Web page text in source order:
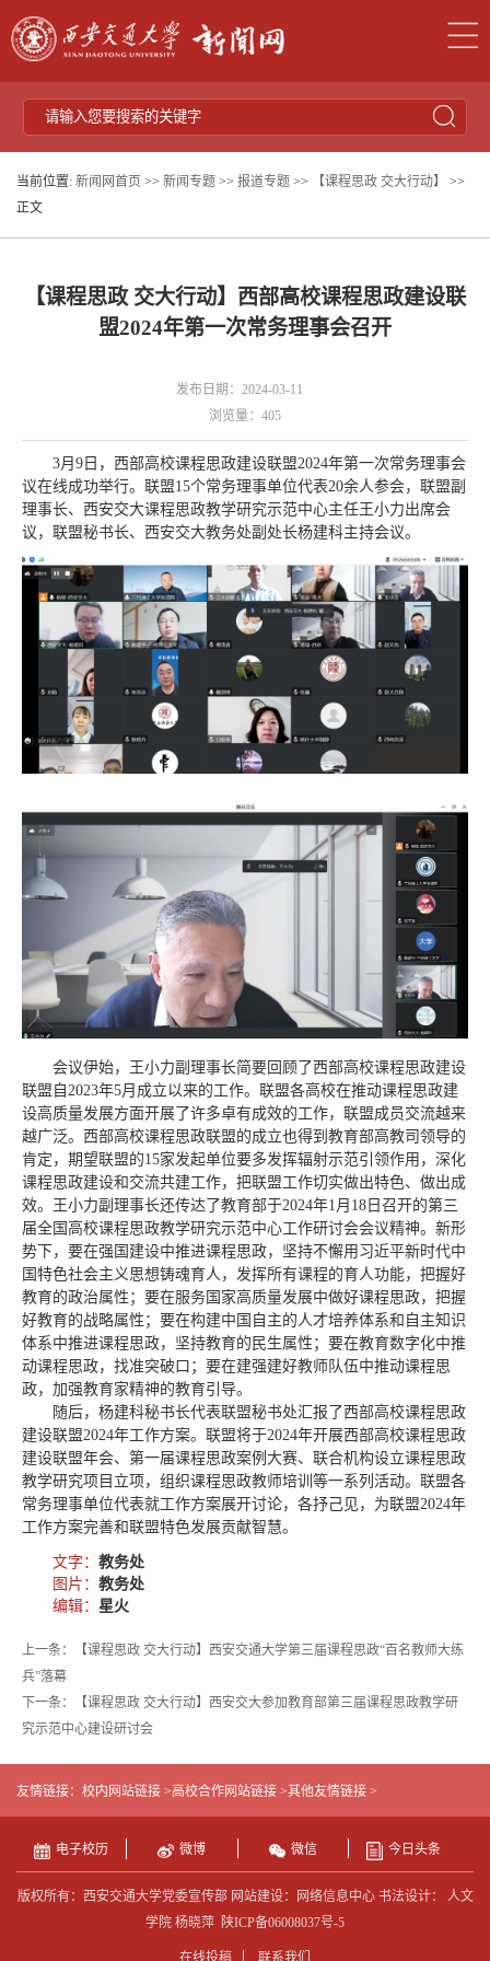
当前位置: 新闻网首页 >> 新闻专题 >> 报道专题 >> 【课程思政 交大行动】
>>
正文
【课程思政 交大行动】西部高校课程思政建设联
盟2024年第一次常务理事会召开
发布日期：2024-03-11
浏览量： 405
3月9日，西部高校课程思政建设联盟2024年第一次常务理事会
议在线成功举行。联盟15个常务理事单位代表20余人参会，联盟副
理事长、西安交大课程思政教学研究示范中心主任王小力出席会
议，联盟秘书长、西安交大教务处副处长杨建科主持会议。
会议伊始，王小力副理事长简要回顾了西部高校课程思政建设
联盟自2023年5月成立以来的工作。联盟各高校在推动课程思政建
设高质量发展方面开展了许多卓有成效的工作，联盟成员交流越来
越广泛。西部高校课程思政联盟的成立也得到教育部高教司领导的
肯定，期望联盟的15家发起单位要多发挥辐射示范引领作用，深化
课程思政建设和交流共建工作，把联盟工作切实做出特色、做出成
效。王小力副理事长还传达了教育部于2024年1月18日召开的第三
届全国高校课程思政教学研究示范中心工作研讨会会议精神。新形
势下，要在强国建设中推进课程思政，坚持不懈用习近平新时代中
国特色社会主义思想铸魂育人，发挥所有课程的育人功能，把握好
教育的政治属性；要在服务国家高质量发展中做好课程思政，把握
好教育的战略属性；要在构建中国自主的人才培养体系和自主知识
体系中推进课程思政，坚持教育的民生属性；要在教育数字化中推
动课程思政，找准突破口；要在建强建好教师队伍中推动课程思
政，加强教育家精神的教育引导。
随后，杨建科秘书长代表联盟秘书处汇报了西部高校课程思政
建设联盟2024年工作方案。联盟将于2024年开展西部高校课程思政
建设联盟年会、第一届课程思政案例大赛、联合机构设立课程思政
教学研究项目立项，组织课程思政教师培训等一系列活动。联盟各
常务理事单位代表就工作方案展开讨论，各抒己见，为联盟2024年
工作方案完善和联盟特色发展贡献智慧。
文字： 教务处
图片： 教务处
编辑： 星火
上一条：【课程思政 交大行动】西安交通大学第三届课程思政“百名教师大练
兵”落幕
下一条：【课程思政 交大行动】西安交大参加教育部第三届课程思政教学研
究示范中心建设研讨会
友情链接： 校内网站链接 >高校合作网站链接 >其他友情链接 >
电子校历 微博 微信 今日头条
版权所有：西安交通大学党委宣传部 网站建设：网络信息中心 书法设计： 人文
学院 杨晓萍 陕ICP备06008037号-5
在线投稿 联系我们